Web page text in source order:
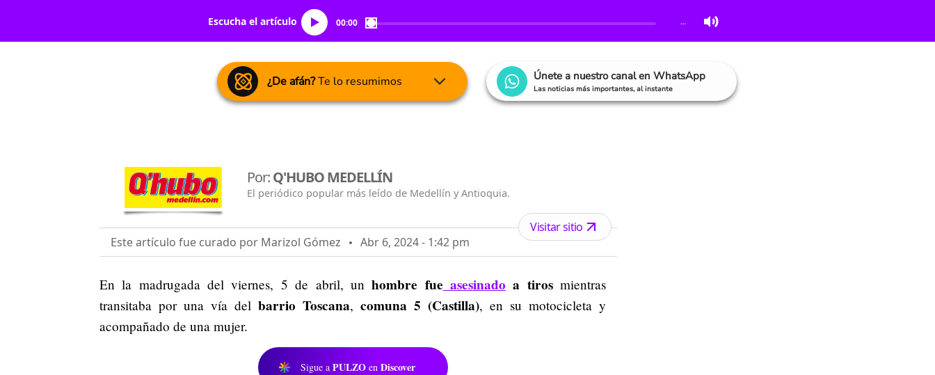
Escucha el artículo 00:00 …
¿De afán?Te lo resumimos Únete a nuestro canal en WhatsApp
Las noticias más importantes, al instante
Por:Q'HUBO MEDELLÍN
El periódico popular más leído de Medellín y Antioquia.
Este artículo fue curado por Marizol Gómez Abr 6, 2024 - 1:42 pm
Visitar sitio
En la madrugada del viernes, 5 de abril, unhombre fue asesinado a tirosmientras
transitaba por una vía del barrio Toscana, comuna 5 (Castilla), en su motocicleta y
acompañado de una mujer.
Sigue a PULZO en Discover